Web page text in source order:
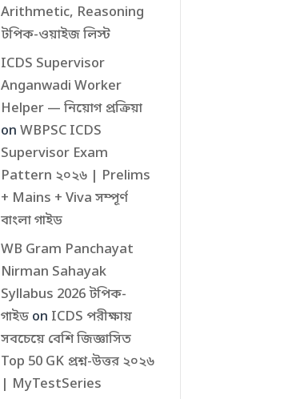
Arithmetic, Reasoning
টপিক-ওয়াইজ লিস্ট
ICDS Supervisor
Anganwadi Worker
Helper — নিয়োগ প্রক্রিয়া
onWBPSC ICDS
Supervisor Exam
Pattern ২০২৬ | Prelims
+ Mains + Viva সম্পূর্ণ
বাংলা গাইড
WB Gram Panchayat
Nirman Sahayak
Syllabus 2026 টপিক-
গাইড on ICDS পরীক্ষায়
সবচেয়ে বেশি জিজ্ঞাসিত
Top 50 GK প্রশ্ন-উত্তর ২০২৬
| MyTestSeries